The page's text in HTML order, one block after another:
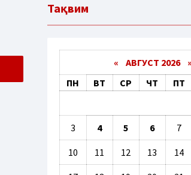
Тақвим
« АВГУСТ 2026 »
ПН
ВТ СР ЧТ ПТ
3 4 5 6 7
10 11 12 13 14